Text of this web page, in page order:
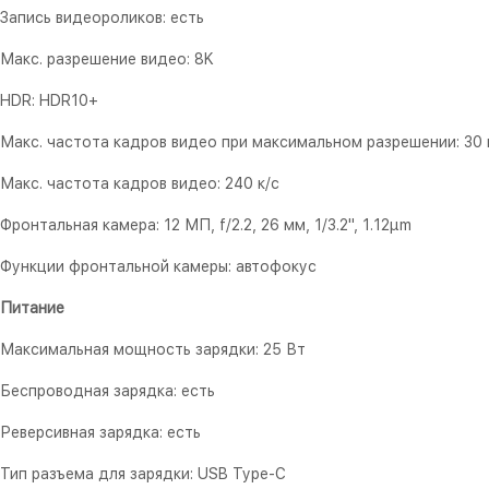
Запись видеороликов: есть
Макс. разрешение видео: 8K
HDR: HDR10+
Макс. частота кадров видео при максимальном разрешении: 30
Макс. частота кадров видео: 240 к/с
Фронтальная камера: 12 МП, f/2.2, 26 мм, 1/3.2", 1.12µm
Функции фронтальной камеры: автофокус
Питание
Максимальная мощность зарядки: 25 Вт
Беспроводная зарядка: есть
Реверсивная зарядка: есть
Тип разъема для зарядки: USB Type-C